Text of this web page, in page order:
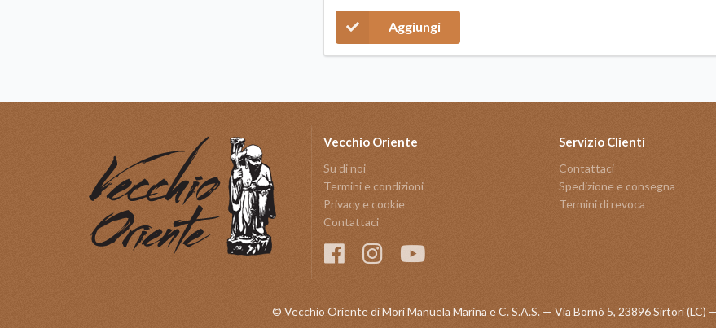
Aggiungi
Vecchio Oriente
Su di noi
Termini e condizioni
Privacy e cookie
Contattaci
Servizio Clienti
Contattaci
Spedizione e consegna
Termini di revoca
© Vecchio Oriente di Mori Manuela Marina e C. S.A.S. — Via Bornò 5, 23896 Sirtori (LC)